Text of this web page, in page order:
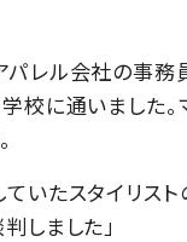
パレル会社の事務
校に通いました
いたスタイリス
しました」